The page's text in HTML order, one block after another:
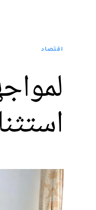
اقتصاد